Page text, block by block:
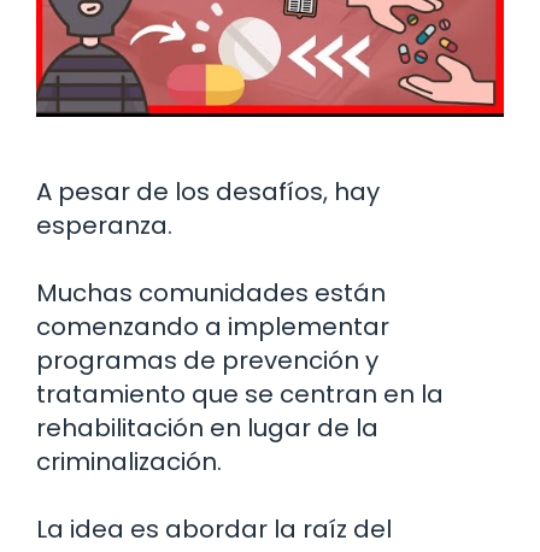
A pesar de los desafíos, hay
esperanza.
Muchas comunidades están
comenzando a implementar
programas de prevención y
tratamiento que se centran en la
rehabilitación en lugar de la
criminalización.
La idea es abordar la raíz del